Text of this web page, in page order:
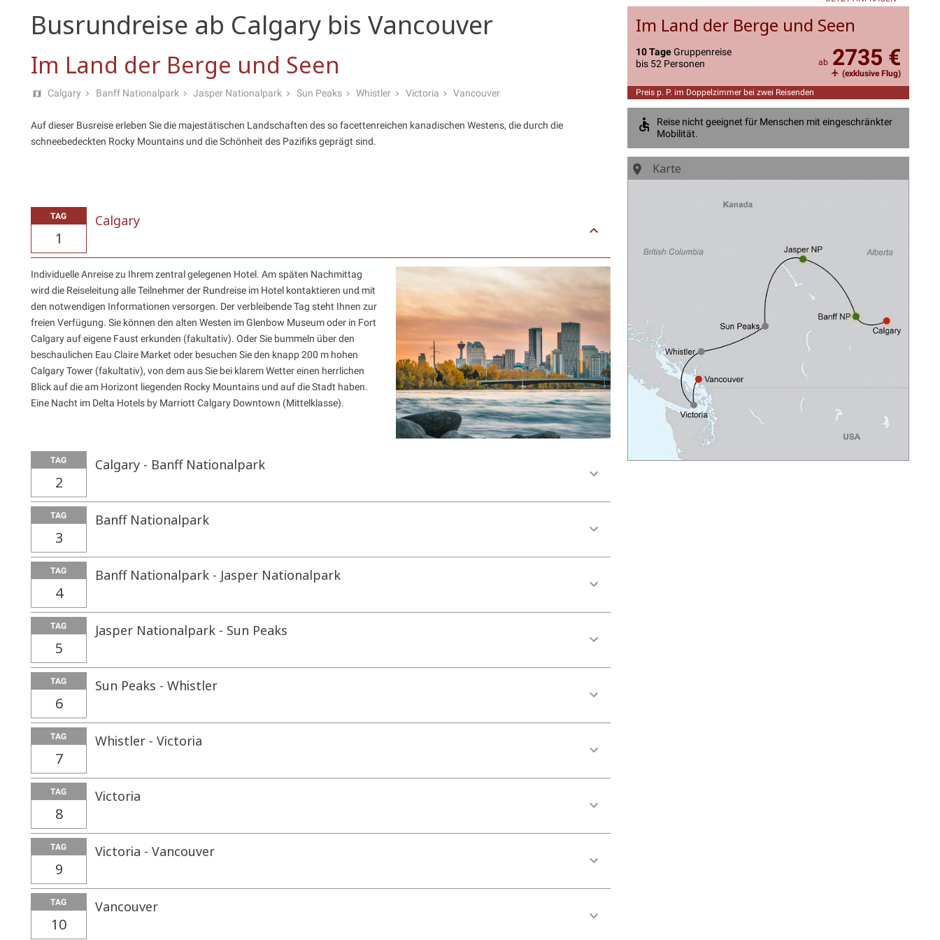
Busrundreise ab Calgary bis Vancouver
Im Land der Berge und Seen
Calgary Banff Nationalpark Jasper Nationalpark Sun Peaks Whistler Victoria Vancouver
Auf dieser Busreise erleben Sie die majestätischen Landschaften des so facettenreichen kanadischen Westens, die durch die
schneebedeckten Rocky Mountains und die Schönheit des Pazifiks geprägt sind.
TAG
1
Calgary
Individuelle Anreise zu Ihrem zentral gelegenen Hotel. Am späten Nachmittag
wird die Reiseleitung alle Teilnehmer der Rundreise im Hotel kontaktieren und mit
den notwendigen Informationen versorgen. Der verbleibende Tag steht Ihnen zur
freien Verfügung. Sie können den alten Westen im Glenbow Museum oder in Fort
Calgary auf eigene Faust erkunden (fakultativ). Oder Sie bummeln über den
beschaulichen Eau Claire Market oder besuchen Sie den knapp 200 m hohen
Calgary Tower (fakultativ), von dem aus Sie bei klarem Wetter einen herrlichen
Blick auf die am Horizont liegenden Rocky Mountains und auf die Stadt haben.
Eine Nacht im Delta Hotels by Marriott Calgary Downtown (Mittelklasse).
TAG
2
Calgary - Banff Nationalpark
TAG
3
Banff Nationalpark
TAG
4
Banff Nationalpark - Jasper Nationalpark
TAG
5
Jasper Nationalpark - Sun Peaks
TAG
6
Sun Peaks - Whistler
TAG
7
Whistler - Victoria
TAG
8
Victoria
TAG
9
Victoria - Vancouver
TAG
10
Vancouver
Im Land der Berge und Seen
10 TageGruppenreise
bis 52 Personen
ab 2735 €
(exklusive Flug)
Preis p. P. im Doppelzimmer bei zwei Reisenden
Reise nicht geeignet für Menschen mit eingeschränkter
Mobilität.
Karte